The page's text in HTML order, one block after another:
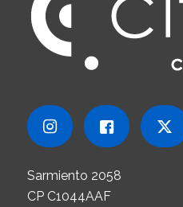
Sarmiento 2058
CP C1044AAF